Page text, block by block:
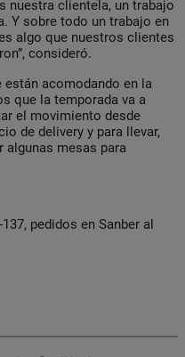
nuestra clientela, un trabajo
Y sobre todo un trabajo en
algo que nuestros clientes
consideró.
están acomodando en la
que la temporada va a
el movimiento desde
de delivery y para llevar,
algunas mesas para
pedidos en Sanber al